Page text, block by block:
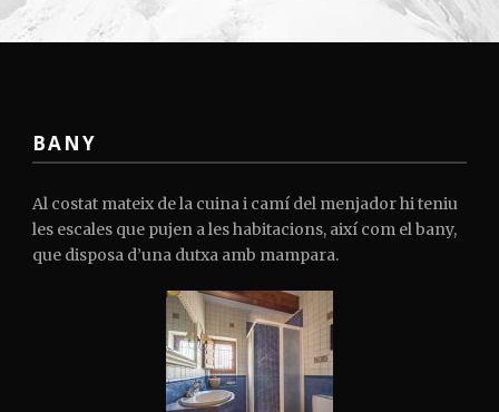
BANY
Al costat mateix de la cuina i camí del menjador hi teniu
les escales que pujen a les habitacions, així com el bany,
que disposa d’una dutxa amb mampara.